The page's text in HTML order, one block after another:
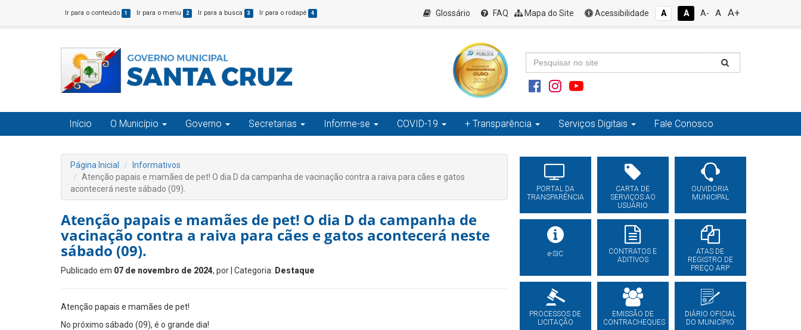
Ir para o conteúdo 1 Ir para o menu 2 Ir para a busca 3 Ir para o rodapé 4 Glossário FAQ Mapa do Site Acessibilidade A A A- A A+
Início O Município Governo Secretarias Informe-se COVID-19 + Transparência Serviços Digitais Fale Conosco
Página Inicial
Informativos
Atenção papais e mamães de pet! O dia D da campanha de vacinação contra a raiva para cães e gatos
acontecerá neste sábado (09).
Atenção papais e mamães de pet! O dia D da campanha de
vacinação contra a raiva para cães e gatos acontecerá neste
sábado (09).
Publicado em 07 de novembro de 2024, por | Categoria: Destaque
Atenção papais e mamães de pet!
No próximo sábado (09), é o grande dia!
PORTAL DA
TRANSPARÊNCIA
CARTA DE
SERVIÇOS AO
USUÁRIO
OUVIDORIA
MUNICIPAL
e-SIC
CONTRATOS E
ADITIVOS
ATAS DE
REGISTRO DE
PREÇO ARP
PROCESSOS DE
LICITAÇÃO
EMISSÃO DE
CONTRACHEQUES
DIÁRIO OFICIAL
DO MUNICÍPIO